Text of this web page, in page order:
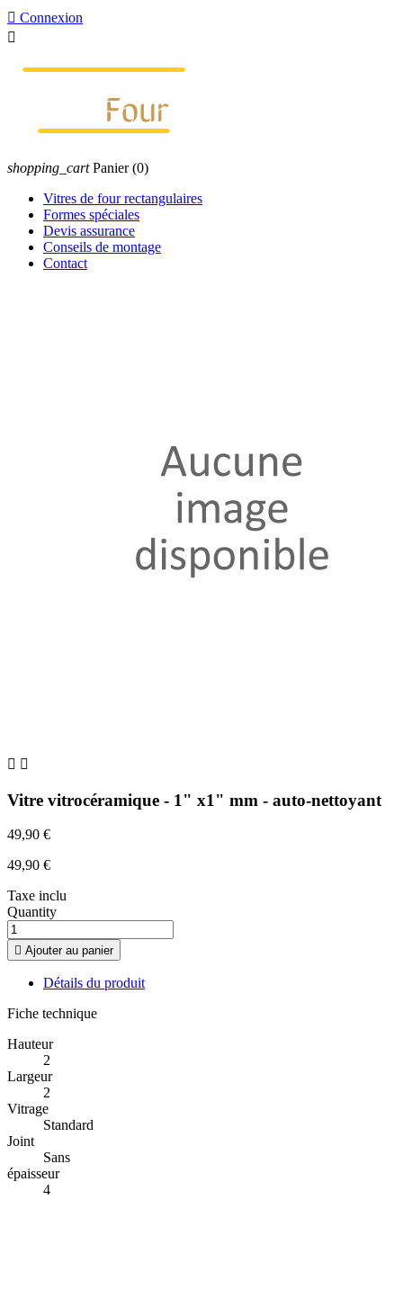
 Connexion

shopping_cart Panier (0)
Vitres de four rectangulaires
Formes spéciales
Devis assurance
Conseils de montage
Contact
 
Vitre vitrocéramique - 1" x1" mm - auto-nettoyant
49,90 €
49,90 €
Taxe inclu
Quantity
 Ajouter au panier
Détails du produit
Fiche technique
Hauteur
2
Largeur
2
Vitrage
Standard
Joint
Sans
épaisseur
4